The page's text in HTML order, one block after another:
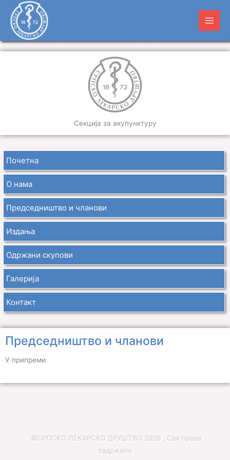
Пређи
садржај
Main
Секција за акупунктуру
Почетна
О нама
Председништво и чланови
Издања
Одржани скупови
Галерија
Контакт
Председништво и чланови
У припреми
©СРПСКО ЛЕКАРСКО ДРУШТВО 2026 , Сва права
задржана